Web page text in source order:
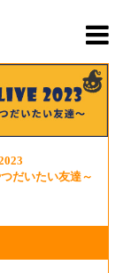
だいたい友達～